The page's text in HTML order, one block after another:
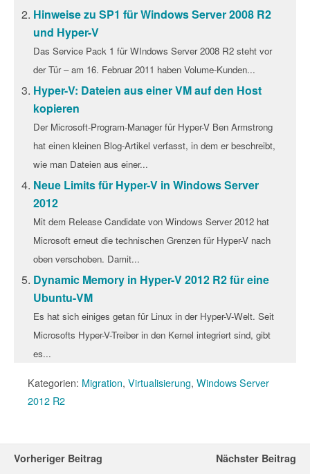
Hinweise zu SP1 für Windows Server 2008 R2
und Hyper-V
Das Service Pack 1 für WIndows Server 2008 R2 steht vor
der Tür – am 16. Februar 2011 haben Volume-Kunden...
Hyper-V: Dateien aus einer VM auf den Host
kopieren
Der Microsoft-Program-Manager für Hyper-V Ben Armstrong
hat einen kleinen Blog-Artikel verfasst, in dem er beschreibt,
wie man Dateien aus einer...
Neue Limits für Hyper-V in Windows Server
2012
Mit dem Release Candidate von Windows Server 2012 hat
Microsoft erneut die technischen Grenzen für Hyper-V nach
oben verschoben. Damit...
Dynamic Memory in Hyper-V 2012 R2 für eine
Ubuntu-VM
Es hat sich einiges getan für Linux in der Hyper-V-Welt. Seit
Microsofts Hyper-V-Treiber in den Kernel integriert sind, gibt
es...
Kategorien: Migration, Virtualisierung, Windows Server
2012 R2
Vorheriger Beitrag Nächster Beitrag